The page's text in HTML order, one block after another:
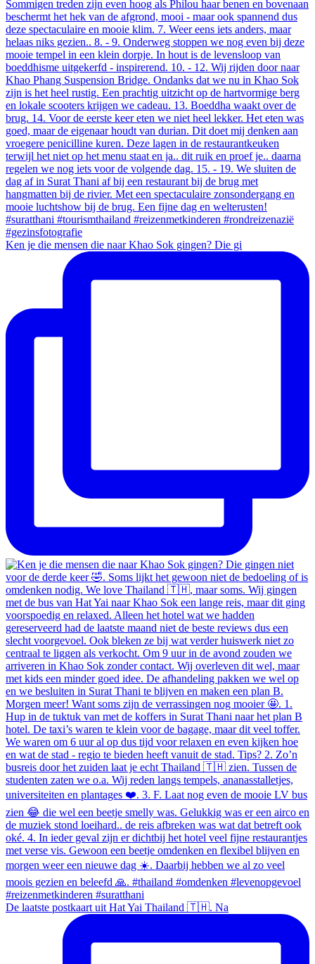
Ken je die mensen die naar Khao Sok gingen? Die gi
De laatste postkaart uit Hat Yai Thailand 🇹🇭. Na